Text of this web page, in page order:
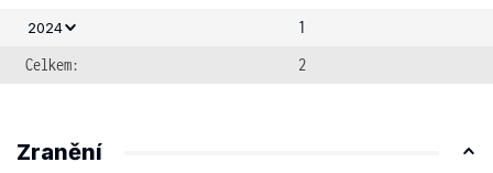
2024
1
Celkem:
2
Zranění